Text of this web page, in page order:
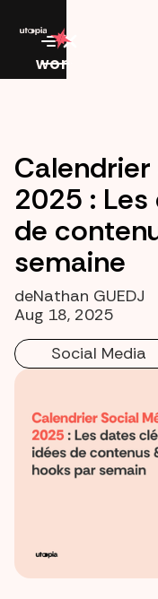
work
2025 :
de
semaine
deNathan GUEDJ
Aug 18, 2025
Social Media